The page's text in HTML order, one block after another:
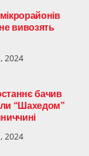
вивозять
2024
бачив
“Шахедом”
2024